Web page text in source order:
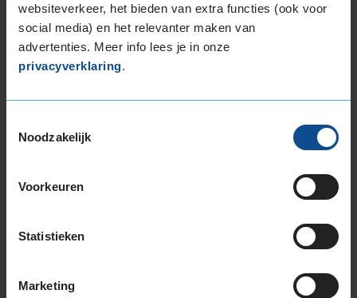
websiteverkeer, het bieden van extra functies (ook voor
social media) en het relevanter maken van
advertenties. Meer info lees je in onze
privacyverklaring.
Noodzakelijk
Voorkeuren
Statistieken
Marketing
225/50R17 98H EXTRALOAD RUNFLAT
225/55R17 101V EXTRALOAD
225/55R17 97H
225/55R17 97H RUNFLAT
225/60R17 99H
235/45R17 97V EXTRALOAD
245/45R17 99V EXTRALOAD
18-inch banden